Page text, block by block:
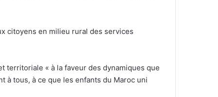
citoyens en milieu rural des services
territoriale « à la faveur des dynamiques que
à tous, à ce que les enfants du Maroc uni